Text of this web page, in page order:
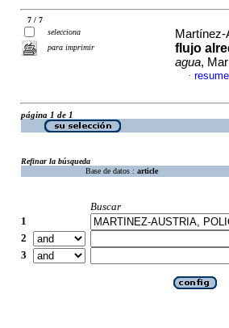
7 / 7
selecciona
para imprimir
flujo
agua,
·
página 1 de 1
Refinar la búsqueda
Base de datos : article
Buscar
1
2
3